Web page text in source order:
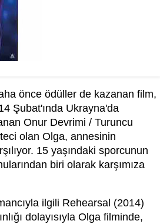
önce ödüller de kazanan film,
Şubat'ında Ukrayna'da
Onur Devrimi / Turuncu
olan Olga, annesinin
15 yaşındaki sporcunun
biri olarak karşımıza
ilgili Rehearsal (2014)
dolayısıyla Olga filminde,